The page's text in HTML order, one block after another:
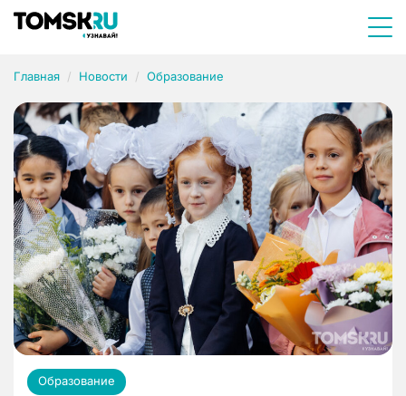
Главная Новости Образование
Образование